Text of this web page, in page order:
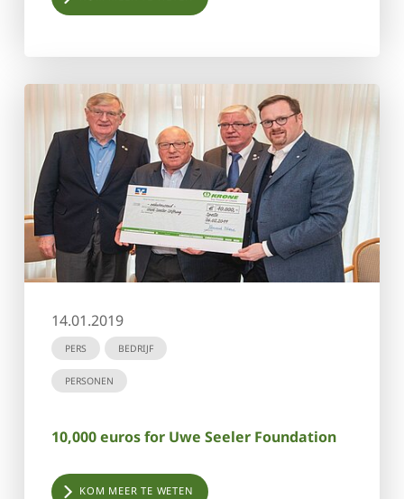
14.01.2019
PERS BEDRIJF
PERSONEN
10,000 euros for Uwe Seeler Foundation
KOM MEER TE WETEN